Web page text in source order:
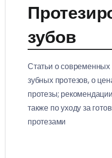
зубов
Статьи о
зубных протезов, о
протезы;
также по уходу за
протезами